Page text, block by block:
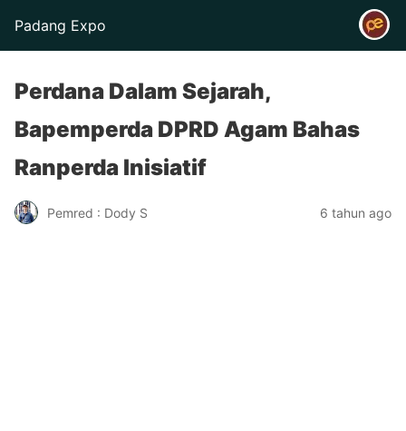
Padang Expo
Perdana Dalam Sejarah,
Bapemperda DPRD Agam Bahas
Ranperda Inisiatif
Pemred : Dody S 6 tahun ago